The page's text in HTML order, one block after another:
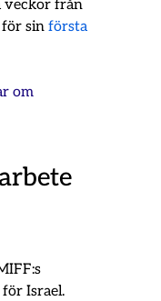
veckor från
för sinförsta
om
Israel.